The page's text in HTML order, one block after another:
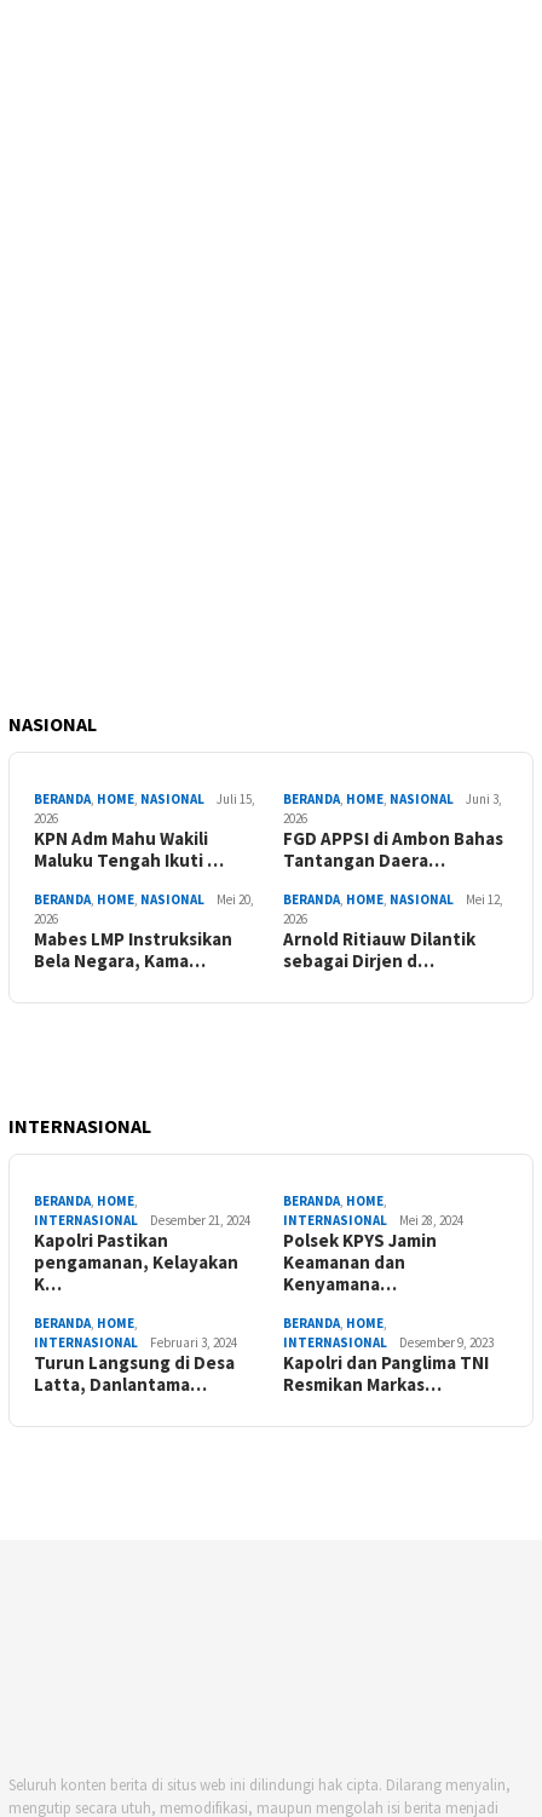
NASIONAL
BERANDA, HOME, NASIONAL
Juli 15,
2026
KPN Adm Mahu Wakili
Maluku Tengah Ikuti …
BERANDA, HOME, NASIONAL
Juni 3,
2026
FGD APPSI di Ambon Bahas
Tantangan Daera…
BERANDA, HOME, NASIONAL
Mei 20,
2026
Mabes LMP Instruksikan
Bela Negara, Kama…
BERANDA, HOME, NASIONAL
Mei 12,
2026
Arnold Ritiauw Dilantik
sebagai Dirjen d…
INTERNASIONAL
BERANDA, HOME,
INTERNASIONAL
Desember 21, 2024
Kapolri Pastikan
pengamanan, Kelayakan
K…
BERANDA, HOME,
INTERNASIONAL
Mei 28, 2024
Polsek KPYS Jamin
Keamanan dan
Kenyamana…
BERANDA, HOME,
INTERNASIONAL
Februari 3, 2024
Turun Langsung di Desa
Latta, Danlantama…
BERANDA, HOME,
INTERNASIONAL
Desember 9, 2023
Kapolri dan Panglima TNI
Resmikan Markas…
Seluruh konten berita di situs web ini dilindungi hak cipta. Dilarang menyalin,
mengutip secara utuh, memodifikasi, maupun mengolah isi berita menjadi